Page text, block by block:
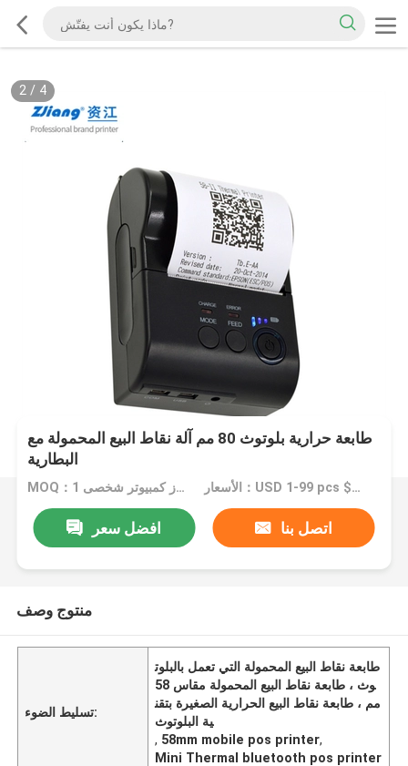
2/ 4
طابعة حرارية بلوتوث 80 مم آلة نقاط البيع المحمولة مع
البطارية
MOQ：1 جهاز كمبيوتر شخصى الأسعار：USD 1-99 pcs $29 100-499 pcs $ 28 500-999 pcs $27
افضل سعر اتصل بنا
منتوج وصف
تسليط الضوء:
طابعة نقاط البيع المحمولة التي تعمل بالبلوت
وث ، طابعة نقاط البيع المحمولة مقاس 58
مم ، طابعة نقاط البيع الحرارية الصغيرة بتقن
ية البلوتوث
, 58mm mobile pos printer,
Mini Thermal bluetooth pos printer